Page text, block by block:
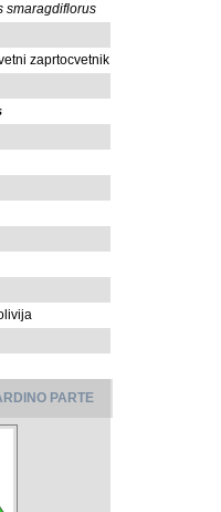
smaragdiflorus
zaprtocvetnik
PARTE